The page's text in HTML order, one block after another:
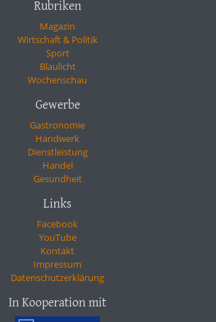
Rubriken
Magazin
Wirtschaft & Politik
Sport
Blaulicht
Wochenschau
Gewerbe
Gastronomie
Handwerk
Dienstleistung
Handel
Gesundheit
Links
Facebook
YouTube
Kontakt
Impressum
Datenschutzerklärung
In Kooperation mit